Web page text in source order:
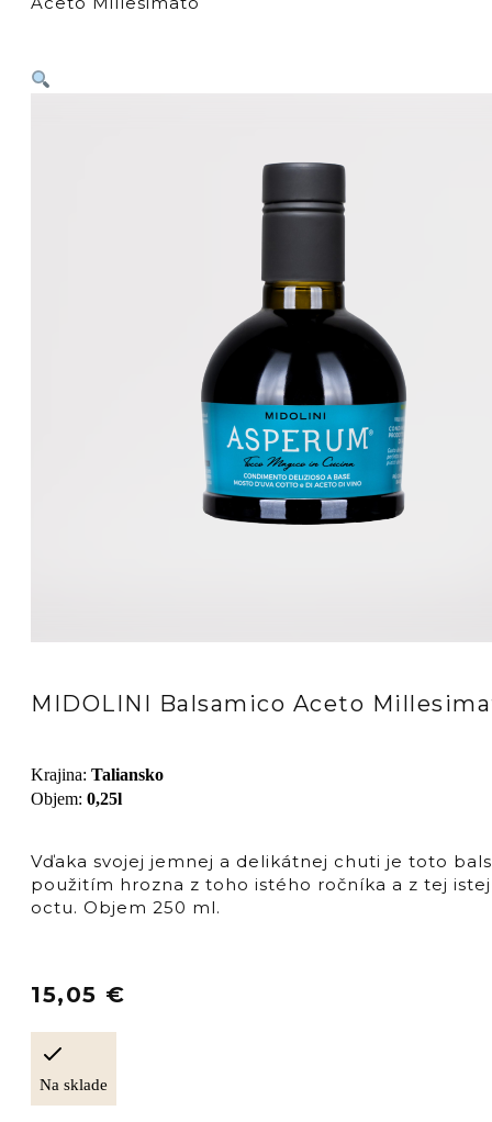
MIDOLINI Balsamico Aceto
Krajina: Taliansko
Objem: 0,25l
Vďaka svojej jemnej a delikátnej chuti je toto
použitím hrozna z toho istého ročníka a z tej
octu. Objem 250 ml.
15,05 €
Na sklade